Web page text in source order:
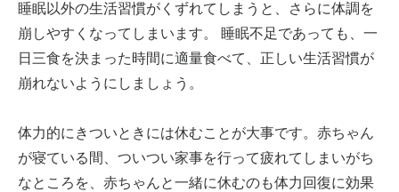
睡眠以外の生活習慣がくずれてしまうと、さらに体調を
崩しやすくなってしまいます。 睡眠不足であっても、一
日三食を決まった時間に適量食べて、正しい生活習慣が
崩れないようにしましょう。
体力的にきついときには休むことが大事です。赤ちゃん
が寝ている間、ついつい家事を行って疲れてしまいがち
なところを、赤ちゃんと一緒に休むのも体力回復に効果